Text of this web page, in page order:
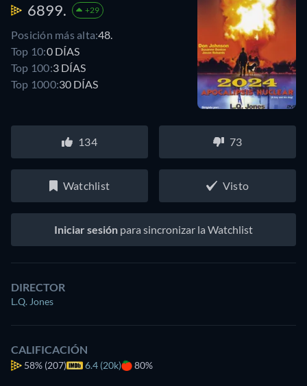
6899. +29
Posición más alta:48.
Top 10:0 DÍAS
Top 100:3 DÍAS
Top 1000:30 DÍAS
134 73
Watchlist Visto
Iniciar sesión para sincronizar la Watchlist
DIRECTOR
L.Q. Jones
CALIFICACIÓN
58% (207) 6.4 (20k) 80%